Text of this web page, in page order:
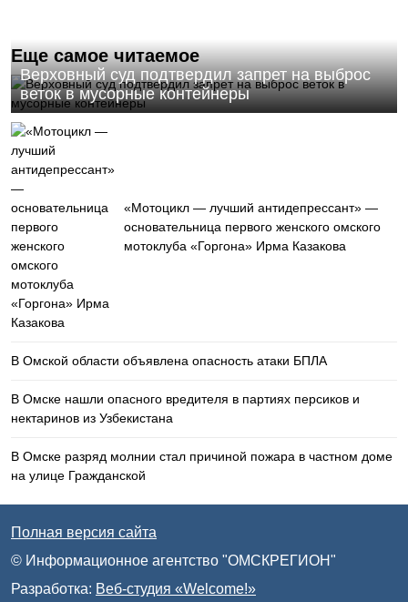
Еще самое читаемое
Верховный суд подтвердил запрет на выброс
веток в мусорные контейнеры
«Мотоцикл — лучший антидепрессант» —
основательница первого женского омского
мотоклуба «Горгона» Ирма Казакова
В Омской области объявлена опасность атаки БПЛА
В Омске нашли опасного вредителя в партиях персиков и
нектаринов из Узбекистана
В Омске разряд молнии стал причиной пожара в частном доме
на улице Гражданской
Полная версия сайта
© Информационное агентство "ОМСКРЕГИОН"
Разработка: Веб-студия «Welcome!»